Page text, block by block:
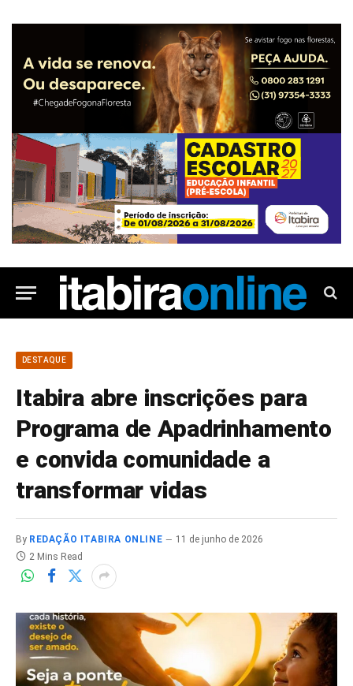
DESTAQUE
Itabira abre inscrições para
Programa de Apadrinhamento
e convida comunidade a
transformar vidas
By REDAÇÃO ITABIRA ONLINE
11 de junho de 2026
2 Mins Read